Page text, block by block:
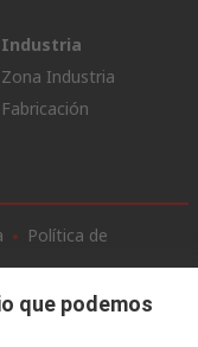
Industria
Zona Industria
Fabricación
Política de
que podemos